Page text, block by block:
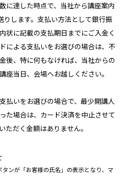
に達した時点で、当社から講座案内
りします。支払い方法として銀行振
状に記載の支払期日までにご入金く
による支払いをお選びの場合は、不
後、特に何もなければ、当社からの
座当日、会場へお越しください。
払いをお選びの場合で、最少開講人
た場合は、カード決済を中止させて
ただく金額はありません。
ンが「お客様の氏名」の表示となり、マ